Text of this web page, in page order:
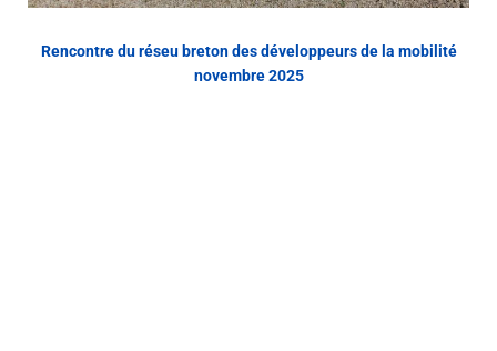
Rencontre du réseu breton des développeurs de la mobilité
novembre 2025